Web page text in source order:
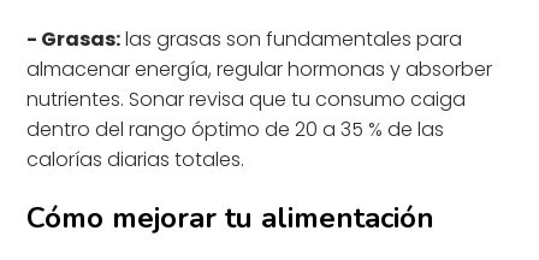
- Grasas:las grasas son fundamentales para
almacenar energía, regular hormonas y absorber
nutrientes. Sonar revisa que tu consumo caiga
dentro del rango óptimo de 20 a 35 % de las
calorías diarias totales.
Cómo mejorar tu alimentación